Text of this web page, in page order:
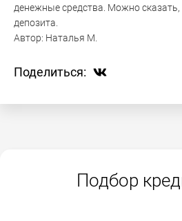
денежные средства. Можно сказать,
депозита.
Автор: Наталья М.
Поделиться:
Подбор